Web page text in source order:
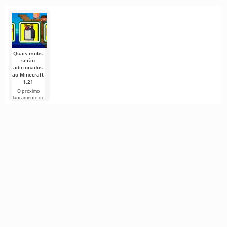
Enquanto a
Mojang se
preparava
para o anúncio
Quais mobs
serão
adicionados
ao Minecraft
1.21
O próximo
lançamento do